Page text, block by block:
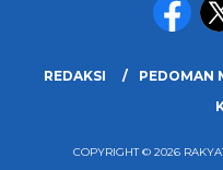
REDAKSI PEDOMAN
COPYRIGHT © 2026